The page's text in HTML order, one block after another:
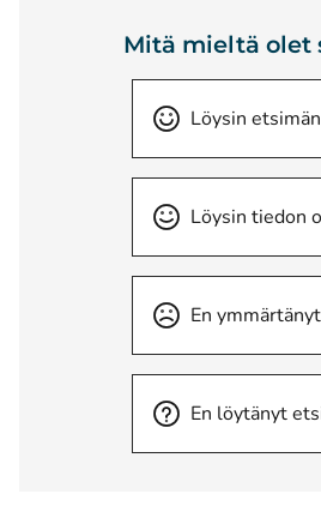
Mitä mieltä olet
Löysin
Löysin tiedon
En
En löytänyt